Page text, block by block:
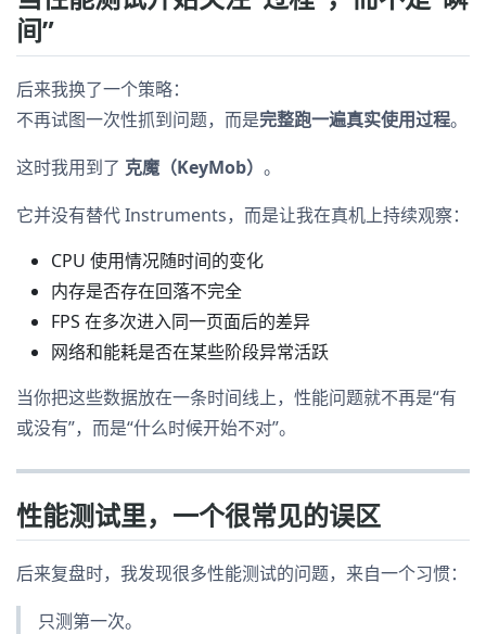
间”
后来我换了一个策略：
不再试图一次性抓到问题，而是完整跑一遍真实使用过程。
这时我用到了 克魔（KeyMob） 。
它并没有替代 Instruments，而是让我在真机上持续观察：
CPU 使用情况随时间的变化
内存是否存在回落不完全
FPS 在多次进入同一页面后的差异
网络和能耗是否在某些阶段异常活跃
当你把这些数据放在一条时间线上，性能问题就不再是“有
或没有”，而是“什么时候开始不对”。
性能测试里，一个很常见的误区
后来复盘时，我发现很多性能测试的问题，来自一个习惯：
只测第一次。